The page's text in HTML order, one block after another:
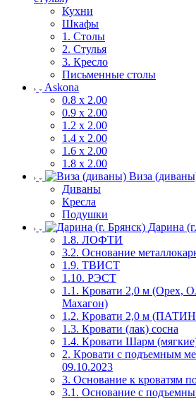
Кухни
Шкафы
1. Столы
2. Стулья
3. Кресло
Письменные столы
Askona
0.8 х 2.00
0.9 х 2.00
1.2 х 2.00
1.4 х 2.00
1.6 х 2.00
1.8 х 2.00
Виза
Диваны
Кресла
Подушки
Дарина
1.8. ЛОФТИ
3.2. Основание
1.9. ТВИСТ
1.10. РЭСТ
1.1. Кровати 2,0 м (Орех,
Махагон)
1.2. Кровати 2,0 м
1.3. Кровати (лак) сосна
1.4. Кровати Шарм
2. Кровати с подъемным
09.10.2023
3. Основание к кроватям
3.1. Основание с